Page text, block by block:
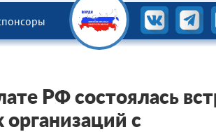
РФ состоялась
с